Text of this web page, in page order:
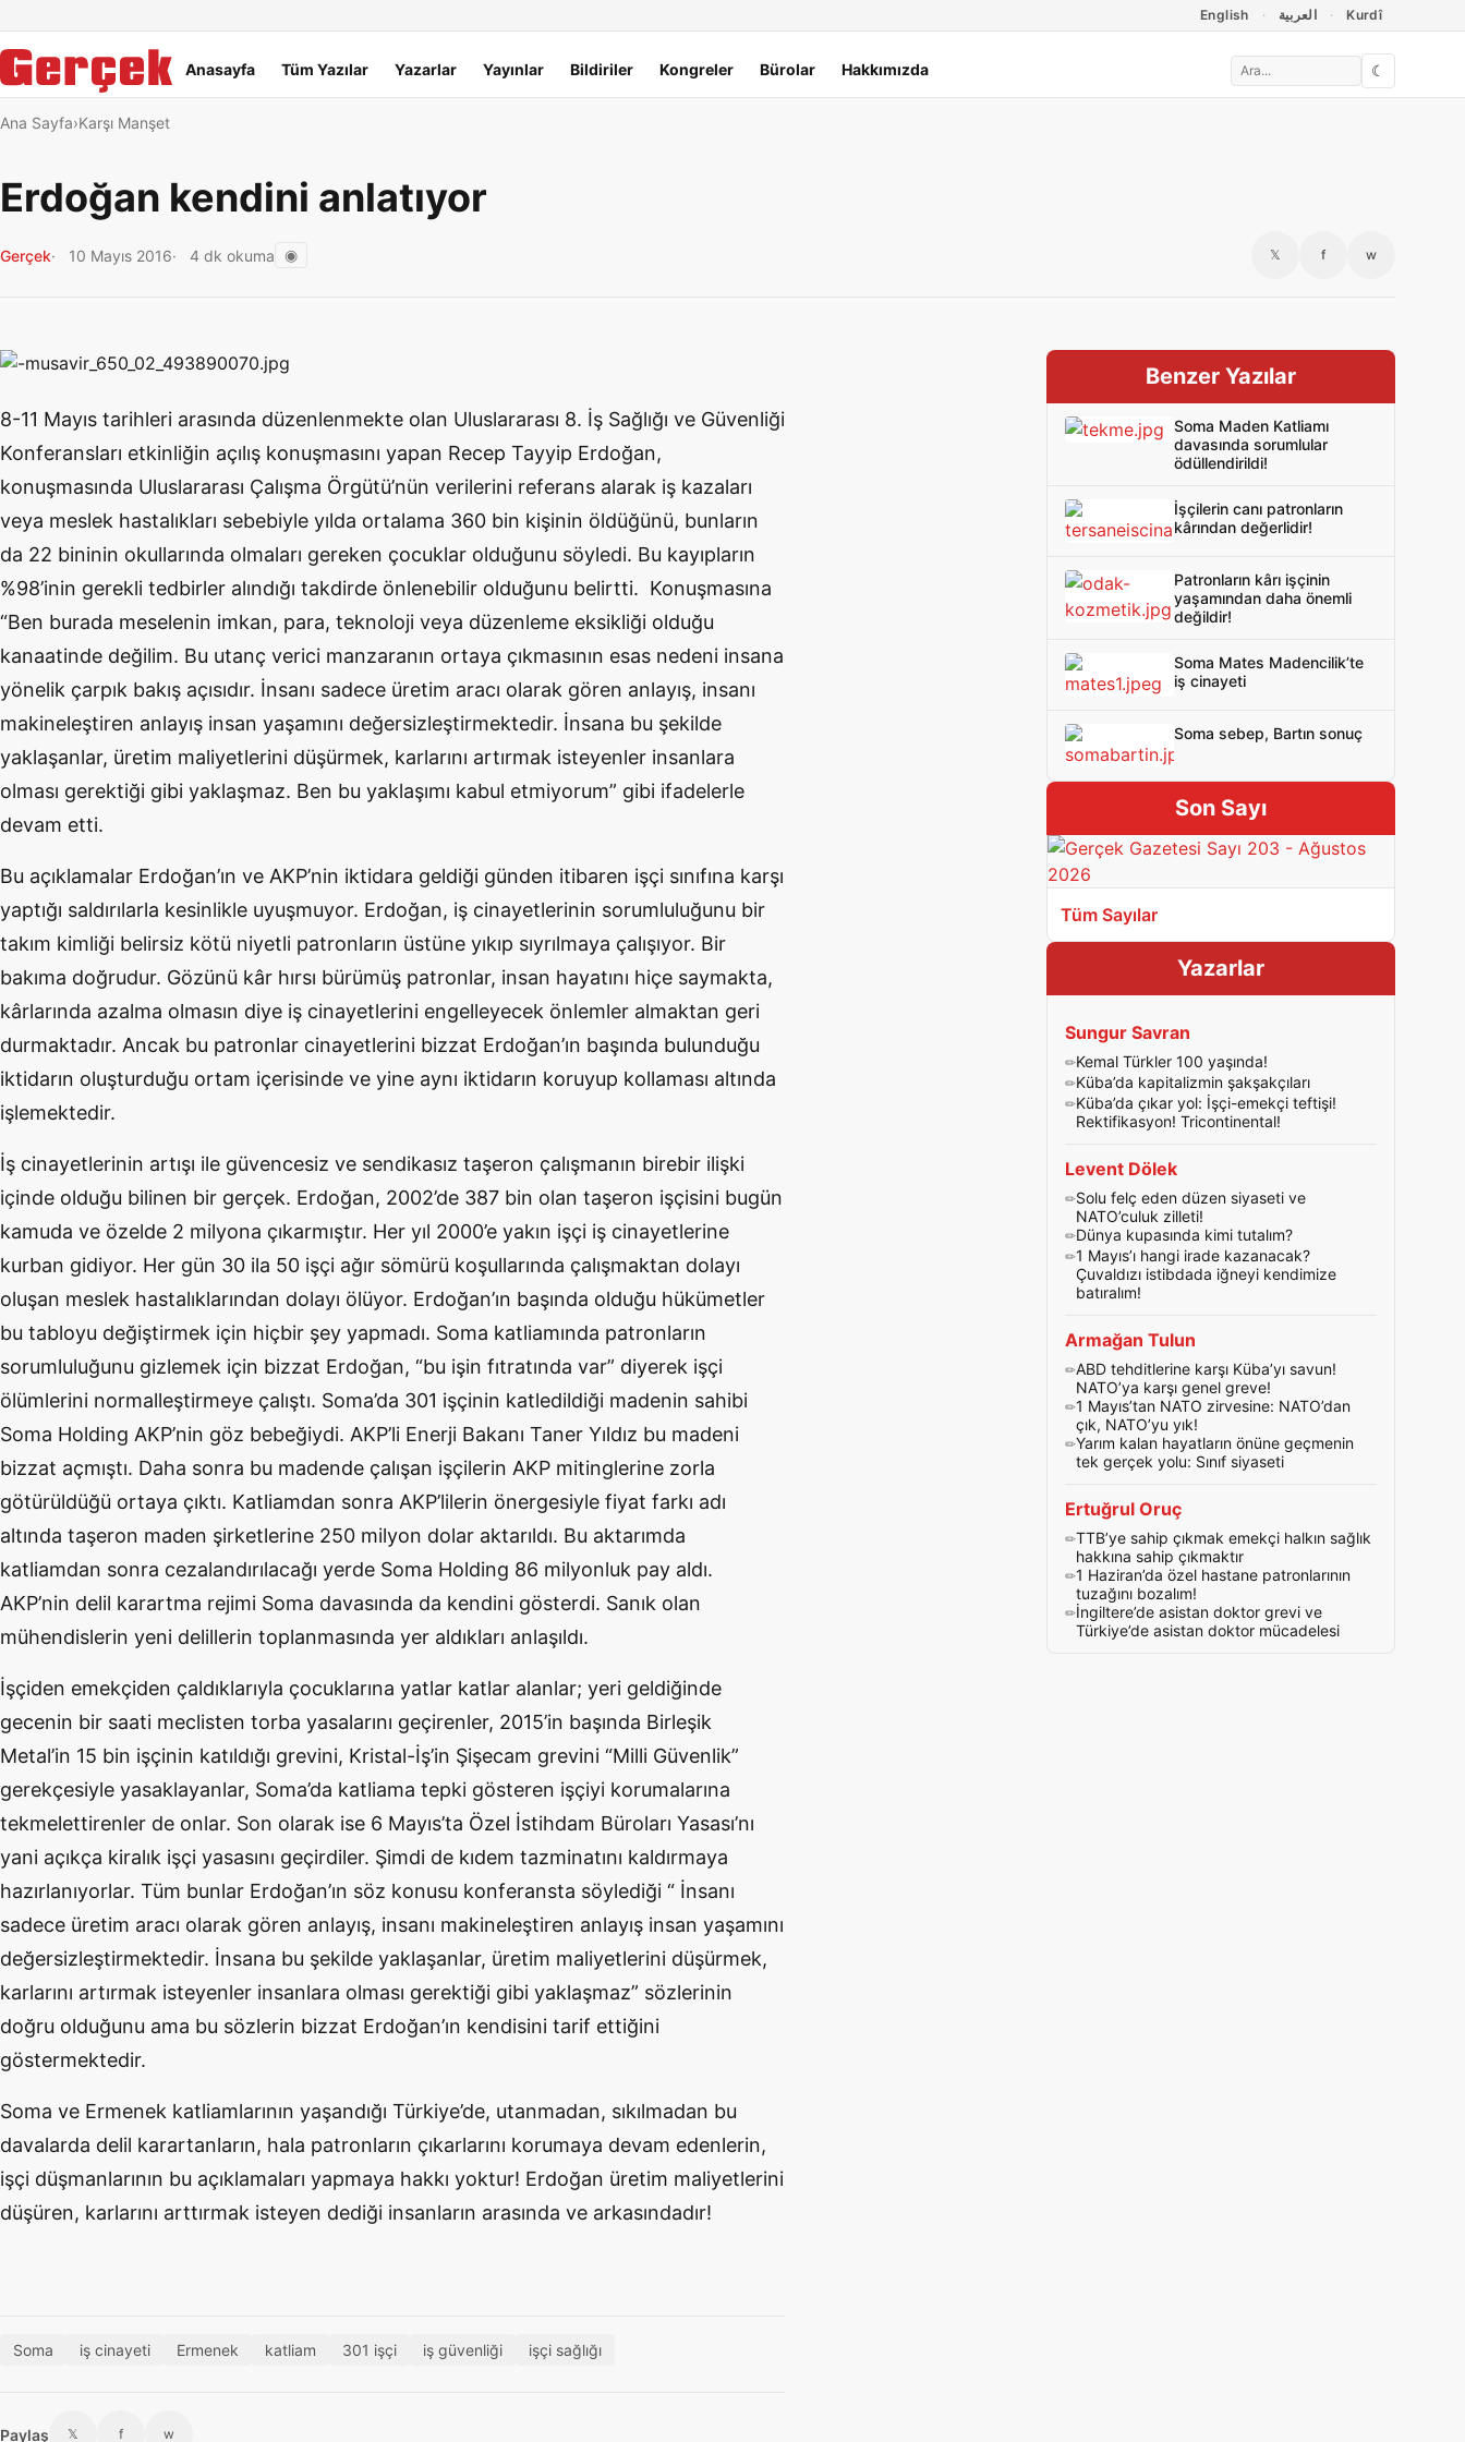
English العربية Kurdî
Ana menü
Anasayfa Tüm Yazılar Yazarlar Yayınlar Bildiriler Kongreler Bürolar Hakkımızda ☾
Ana Sayfa Karşı Manşet
Erdoğan kendini anlatıyor
Gerçek 10 Mayıs 2016 4 dk okuma ◉ 𝕏 f w
8-11 Mayıs tarihleri arasında düzenlenmekte olan Uluslararası 8. İş Sağlığı ve Güvenliği
Konferansları etkinliğin açılış konuşmasını yapan Recep Tayyip Erdoğan,
konuşmasında Uluslararası Çalışma Örgütü’nün verilerini referans alarak iş kazaları
veya meslek hastalıkları sebebiyle yılda ortalama 360 bin kişinin öldüğünü, bunların
da 22 bininin okullarında olmaları gereken çocuklar olduğunu söyledi. Bu kayıpların
%98’inin gerekli tedbirler alındığı takdirde önlenebilir olduğunu belirtti. Konuşmasına
“Ben burada meselenin imkan, para, teknoloji veya düzenleme eksikliği olduğu
kanaatinde değilim. Bu utanç verici manzaranın ortaya çıkmasının esas nedeni insana
yönelik çarpık bakış açısıdır. İnsanı sadece üretim aracı olarak gören anlayış, insanı
makineleştiren anlayış insan yaşamını değersizleştirmektedir. İnsana bu şekilde
yaklaşanlar, üretim maliyetlerini düşürmek, karlarını artırmak isteyenler insanlara
olması gerektiği gibi yaklaşmaz. Ben bu yaklaşımı kabul etmiyorum” gibi ifadelerle
devam etti.
Bu açıklamalar Erdoğan’ın ve AKP’nin iktidara geldiği günden itibaren işçi sınıfına karşı
yaptığı saldırılarla kesinlikle uyuşmuyor. Erdoğan, iş cinayetlerinin sorumluluğunu bir
takım kimliği belirsiz kötü niyetli patronların üstüne yıkıp sıyrılmaya çalışıyor. Bir
bakıma doğrudur. Gözünü kâr hırsı bürümüş patronlar, insan hayatını hiçe saymakta,
kârlarında azalma olmasın diye iş cinayetlerini engelleyecek önlemler almaktan geri
durmaktadır. Ancak bu patronlar cinayetlerini bizzat Erdoğan’ın başında bulunduğu
iktidarın oluşturduğu ortam içerisinde ve yine aynı iktidarın koruyup kollaması altında
işlemektedir.
İş cinayetlerinin artışı ile güvencesiz ve sendikasız taşeron çalışmanın birebir ilişki
içinde olduğu bilinen bir gerçek. Erdoğan, 2002’de 387 bin olan taşeron işçisini bugün
kamuda ve özelde 2 milyona çıkarmıştır. Her yıl 2000’e yakın işçi iş cinayetlerine
kurban gidiyor. Her gün 30 ila 50 işçi ağır sömürü koşullarında çalışmaktan dolayı
oluşan meslek hastalıklarından dolayı ölüyor. Erdoğan’ın başında olduğu hükümetler
bu tabloyu değiştirmek için hiçbir şey yapmadı. Soma katliamında patronların
sorumluluğunu gizlemek için bizzat Erdoğan, “bu işin fıtratında var” diyerek işçi
ölümlerini normalleştirmeye çalıştı. Soma’da 301 işçinin katledildiği madenin sahibi
Soma Holding AKP’nin göz bebeğiydi. AKP’li Enerji Bakanı Taner Yıldız bu madeni
bizzat açmıştı. Daha sonra bu madende çalışan işçilerin AKP mitinglerine zorla
götürüldüğü ortaya çıktı. Katliamdan sonra AKP’lilerin önergesiyle fiyat farkı adı
altında taşeron maden şirketlerine 250 milyon dolar aktarıldı. Bu aktarımda
katliamdan sonra cezalandırılacağı yerde Soma Holding 86 milyonluk pay aldı.
AKP’nin delil karartma rejimi Soma davasında da kendini gösterdi. Sanık olan
mühendislerin yeni delillerin toplanmasında yer aldıkları anlaşıldı.
İşçiden emekçiden çaldıklarıyla çocuklarına yatlar katlar alanlar; yeri geldiğinde
gecenin bir saati meclisten torba yasalarını geçirenler, 2015’in başında Birleşik
Metal’in 15 bin işçinin katıldığı grevini, Kristal-İş’in Şişecam grevini “Milli Güvenlik”
gerekçesiyle yasaklayanlar, Soma’da katliama tepki gösteren işçiyi korumalarına
tekmelettirenler de onlar. Son olarak ise 6 Mayıs’ta Özel İstihdam Büroları Yasası’nı
yani açıkça kiralık işçi yasasını geçirdiler. Şimdi de kıdem tazminatını kaldırmaya
hazırlanıyorlar. Tüm bunlar Erdoğan’ın söz konusu konferansta söylediği “ İnsanı
sadece üretim aracı olarak gören anlayış, insanı makineleştiren anlayış insan yaşamını
değersizleştirmektedir. İnsana bu şekilde yaklaşanlar, üretim maliyetlerini düşürmek,
karlarını artırmak isteyenler insanlara olması gerektiği gibi yaklaşmaz” sözlerinin
doğru olduğunu ama bu sözlerin bizzat Erdoğan’ın kendisini tarif ettiğini
göstermektedir.
Soma ve Ermenek katliamlarının yaşandığı Türkiye’de, utanmadan, sıkılmadan bu
davalarda delil karartanların, hala patronların çıkarlarını korumaya devam edenlerin,
işçi düşmanlarının bu açıklamaları yapmaya hakkı yoktur! Erdoğan üretim maliyetlerini
düşüren, karlarını arttırmak isteyen dediği insanların arasında ve arkasındadır!
Soma iş cinayeti Ermenek katliam 301 işçi iş güvenliği işçi sağlığı
Paylaş 𝕏 f w
Benzer Yazılar
Soma Maden Katliamı
davasında sorumlular
ödüllendirildi!
İşçilerin canı patronların
kârından değerlidir!
Patronların kârı işçinin
yaşamından daha önemli
değildir!
Soma Mates Madencilik’te
iş cinayeti
Soma sebep, Bartın sonuç
Son Sayı
Tüm Sayılar
Yazarlar
Sungur Savran
Kemal Türkler 100 yaşında!
Küba’da kapitalizmin şakşakçıları
Küba’da çıkar yol: İşçi-emekçi teftişi!
Rektifikasyon! Tricontinental!
Levent Dölek
Solu felç eden düzen siyaseti ve
NATO’culuk zilleti!
Dünya kupasında kimi tutalım?
1 Mayıs’ı hangi irade kazanacak?
Çuvaldızı istibdada iğneyi kendimize
batıralım!
Armağan Tulun
ABD tehditlerine karşı Küba’yı savun!
NATO’ya karşı genel greve!
1 Mayıs’tan NATO zirvesine: NATO’dan
çık, NATO’yu yık!
Yarım kalan hayatların önüne geçmenin
tek gerçek yolu: Sınıf siyaseti
Ertuğrul Oruç
TTB’ye sahip çıkmak emekçi halkın sağlık
hakkına sahip çıkmaktır
1 Haziran’da özel hastane patronlarının
tuzağını bozalım!
İngiltere’de asistan doktor grevi ve
Türkiye’de asistan doktor mücadelesi